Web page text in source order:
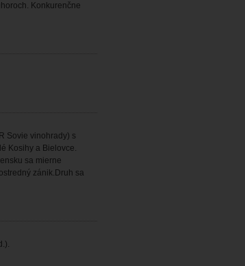
Konkurenčne
Sovie vinohrady) s
Kosihy a Bielovce.
sa mierne
zánik.Druh sa